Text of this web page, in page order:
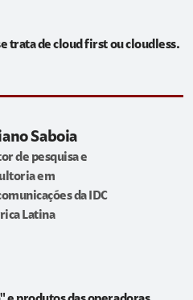
trata de cloud first ou cloudless.
Saboia
de pesquisa e
em
da IDC
Latina